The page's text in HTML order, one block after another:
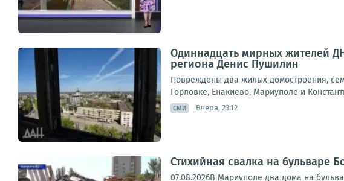
Одиннадцать мирных жителей
региона Денис Пушилин
Повреждены два жилых домостроения,
Горловке, Енакиево, Мариуполе и
СМИ Вчера, 23:12
Стихийная свалка на бульваре
07.08.2026В Мариуполе два дома на